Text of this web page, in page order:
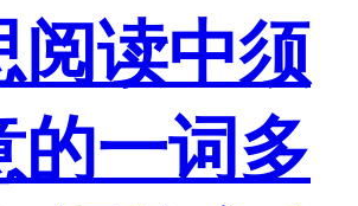
阅读中须
的一词多